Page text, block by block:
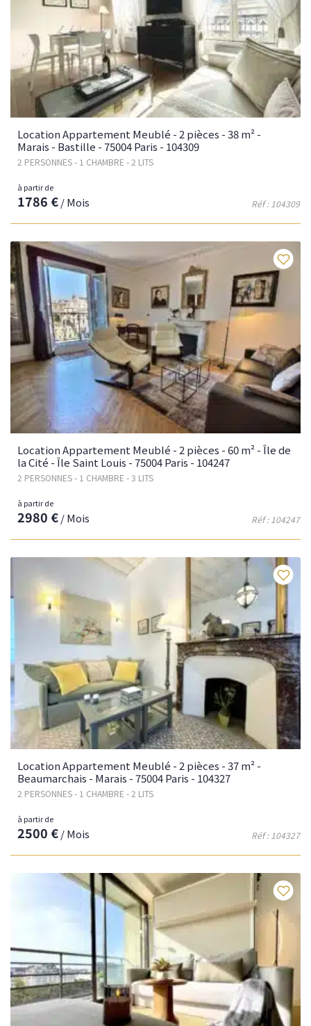
Location Appartement Meublé - 2 pièces - 38 m² -
Marais - Bastille - 75004 Paris - 104309
2 PERSONNES - 1 CHAMBRE - 2 LITS
Réf : 104309
à partir de
1786 €/ Mois
Location Appartement Meublé - 2 pièces - 60 m² - Île de
la Cité - Île Saint Louis - 75004 Paris - 104247
2 PERSONNES - 1 CHAMBRE - 3 LITS
Réf : 104247
à partir de
2980 €/ Mois
Location Appartement Meublé - 2 pièces - 37 m² -
Beaumarchais - Marais - 75004 Paris - 104327
2 PERSONNES - 1 CHAMBRE - 2 LITS
Réf : 104327
à partir de
2500 €/ Mois